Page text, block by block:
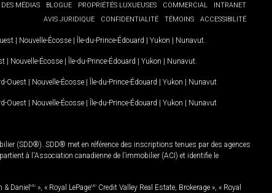
MÉDIAS BLOGUE PROPRIÉTÉS LUXUEUSES COMMERCIAL
INTRANET
AVIS JURIDIQUE
CONFIDENTIALITÉ TÉMOINS ACCESSIBILITÉ
| Nouvelle-Écosse | Île-du-Prince-Édouard | Yukon | Nunavut
| Nouvelle-Écosse | Île-du-Prince-Édouard | Yukon | Nunavut
Ouest | Nouvelle-Écosse | Île-du-Prince-Édouard | Yukon | Nunavut
Ouest | Nouvelle-Écosse | Île-du-Prince-Édouard | Yukon | Nunavut
(SDD®). SDD® met en référence des inscriptions tenues par des agences
à l'Association canadienne de l’immobilier (ACI) et identifie le
Daniel MD », « Royal LePageMD Credit Valley Real Estate, Brokerage », « Royal